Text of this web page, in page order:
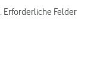
Erforderliche Felder